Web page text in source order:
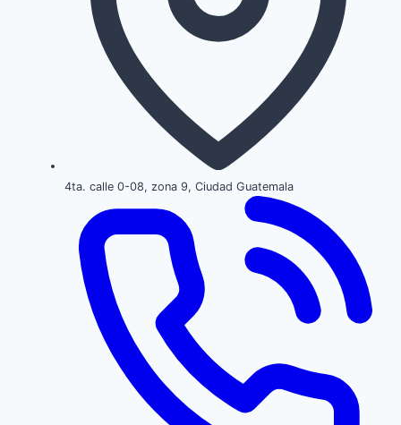
4ta. calle 0-08, zona 9, Ciudad Guatemala